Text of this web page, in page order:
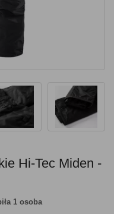
Hi-Tec Miden -
1 osoba